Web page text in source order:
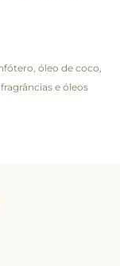
óleo de coco,
e óleos